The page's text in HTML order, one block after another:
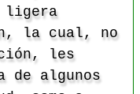
ligera
la cual, no
les
algunos